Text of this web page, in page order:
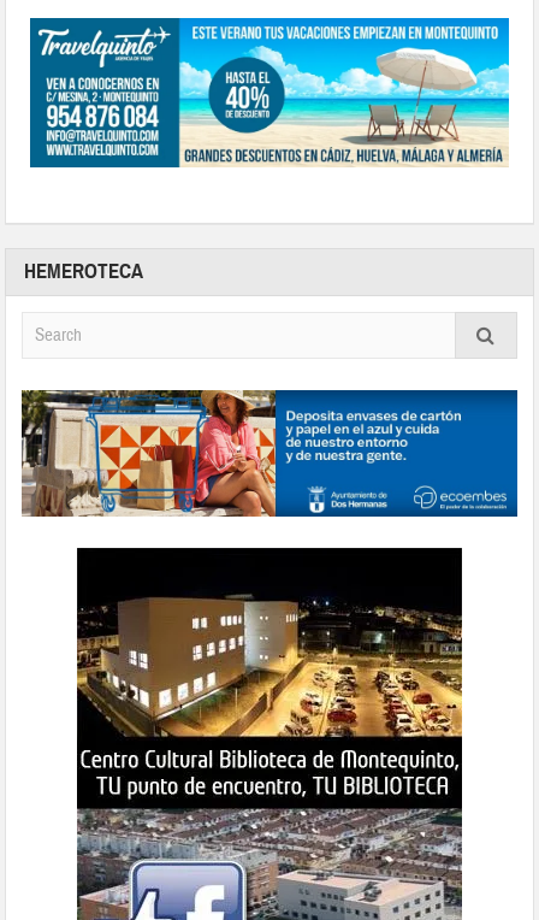
HEMEROTECA